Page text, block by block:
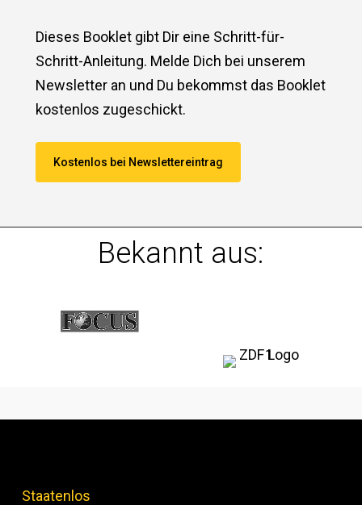
Dieses Booklet gibt Dir eine Schritt-für-
Schritt-Anleitung. Melde Dich bei unserem
Newsletter an und Du bekommst das Booklet
kostenlos zugeschickt.
Kostenlos bei Newslettereintrag
Bekannt aus:
Staatenlos